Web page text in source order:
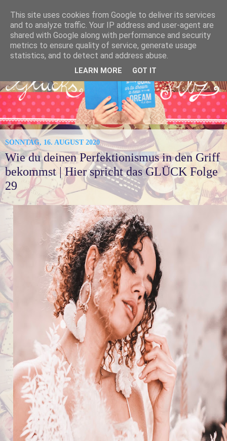
SONNTAG, 16. AUGUST 2020
Wie du deinen Perfektionismus in den Griff
bekommst | Hier spricht das GLÜCK Folge
29
This site uses cookies from Google to deliver its services
and to analyze traffic. Your IP address and user-agent are
shared with Google along with performance and security
metrics to ensure quality of service, generate usage
statistics, and to detect and address abuse.
LEARN MORE GOT IT